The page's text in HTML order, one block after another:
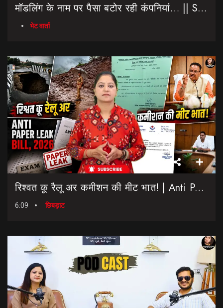
मॉडलिंग के नाम पर पैसा बटोर रही कंपनियां… || Sinmit Communications || Miss Uttarakhand 2026
भेट वार्ता
रिश्वत कू रैलू अर कमीशन की मीट भात! | Anti Paper Leak Bill 2026 | Saptahik Chhiprat
6:09 छिबड़ाट